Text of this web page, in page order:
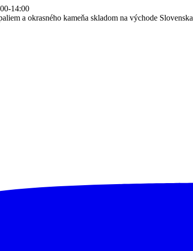
14:00
a okrasného kameňa skladom na východe Slovenska